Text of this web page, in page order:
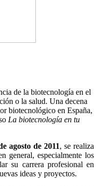
de la biotecnología en el
o la salud. Una decena
biotecnológico en España,
La biotecnología en tu
agosto de 2011, se realiza
general, especialmente los
su carrera profesional en
ideas y proyectos.